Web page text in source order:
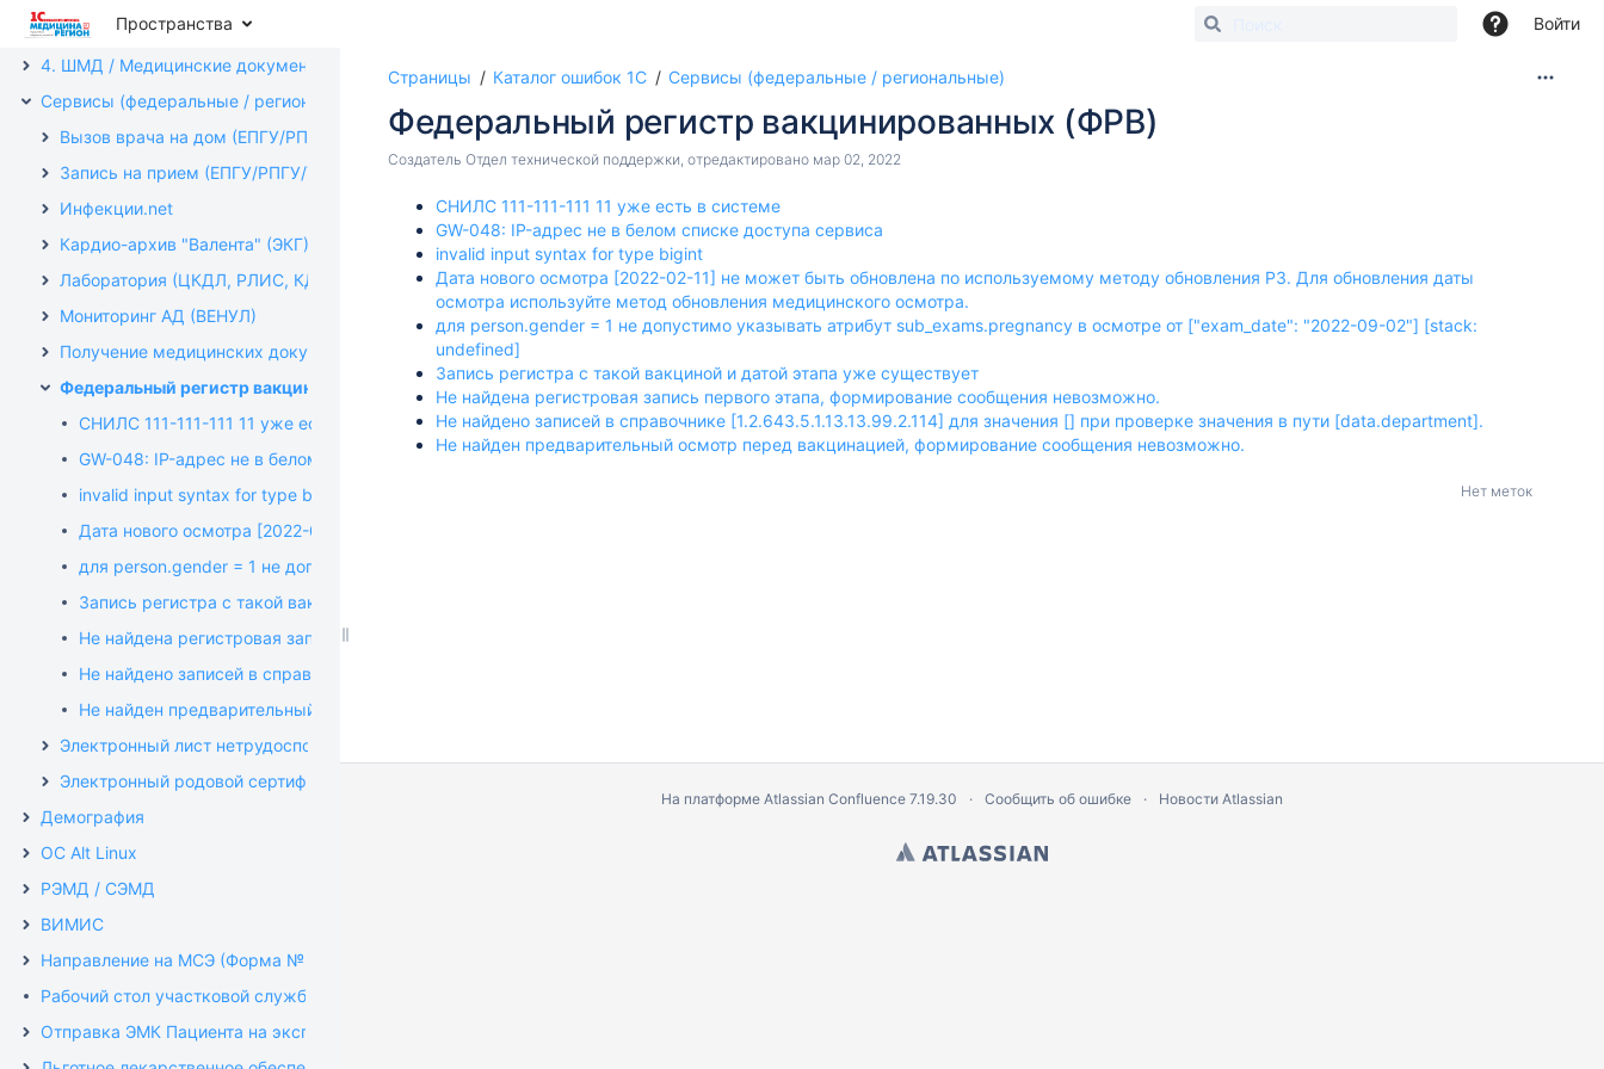
Пространства Войти
3. Стационар
4. ШМД / Медицинские документы
Сервисы (федеральные / региональные)
Вызов врача на дом (ЕПГУ/РПГУ)
Запись на прием (ЕПГУ/РПГУ/Телемед-72/ОКАС/Инфокиоск (СУО))
Инфекции.net
Кардио-архив "Валента" (ЭКГ)
Лаборатория (ЦКДЛ, РЛИС, КДЛ)
Мониторинг АД (ВЕНУЛ)
Получение медицинских документов (ЭМК) (Телемед/РПГУ)
Федеральный регистр вакцинированных (ФРВ)
CНИЛС 111-111-111 11 уже есть в системе
GW-048: IP-адрес не в белом списке доступа сервиса
invalid input syntax for type bigint
Дата нового осмотра [2022-02-11] не может быть обновлена по используемому методу обновления РЗ. Для обновления даты осмотра используйте метод обновления медицинского
для person.gender = 1 не допустимо указывать атрибут sub_exams.pregnancy в осмотре от ["exam_date": "2022-09-02"] [stack: undefined]
Запись регистра с такой вакциной и датой этапа уже существует
Не найдена регистровая запись первого этапа, формирование сообщения невозможно.
Не найдено записей в справочнике [1.2.643.5.1.13.13.99.2.114] для значения [] при проверке значения в пути [data.department].
Не найден предварительный осмотр перед вакцинацией, формирование сообщения невозможно.
Электронный лист нетрудоспособности (ЭЛН)
Электронный родовой сертификат (ЭРС)
Демография
ОС Alt Linux
РЭМД / СЭМД
ВИМИС
Направление на МСЭ (Форма № 088/у)
Рабочий стол участковой службы
Отправка ЭМК Пациента на экспертизу
Страницы Каталог ошибок 1С Сервисы (федеральные / региональные)
Федеральный регистр вакцинированных (ФРВ)
Создатель Отдел технической поддержки, отредактировано мар 02, 2022
CНИЛС 111-111-111 11 уже есть в системе
GW-048: IP-адрес не в белом списке доступа сервиса
invalid input syntax for type bigint
Дата нового осмотра [2022-02-11] не может быть обновлена по используемому методу обновления РЗ. Для обновления даты
осмотра используйте метод обновления медицинского осмотра.
для person.gender = 1 не допустимо указывать атрибут sub_exams.pregnancy в осмотре от ["exam_date": "2022-09-02"] [stack:
undefined]
Запись регистра с такой вакциной и датой этапа уже существует
Не найдена регистровая запись первого этапа, формирование сообщения невозможно.
Не найдено записей в справочнике [1.2.643.5.1.13.13.99.2.114] для значения [] при проверке значения в пути [data.department].
Не найден предварительный осмотр перед вакцинацией, формирование сообщения невозможно.
Нет меток
На платформе Atlassian Confluence 7.19.30 Сообщить об ошибке Новости Atlassian